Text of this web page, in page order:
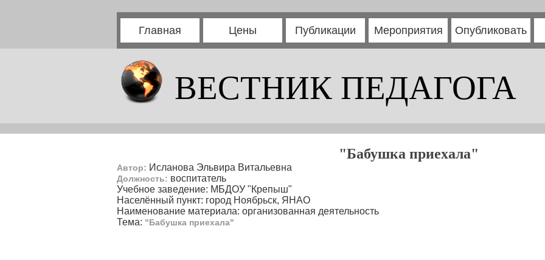
Главная Цены Публикации Мероприятия Опубликовать
ВЕСТНИК ПЕДАГОГА
"Бабушка приехала"
Автор: Исланова Эльвира Витальевна
Должность: воспитатель
Учебное заведение: МБДОУ "Крепыш"
Населённый пункт: город Ноябрьск, ЯНАО
Наименование материала: организованная деятельность
Тема: "Бабушка приехала"